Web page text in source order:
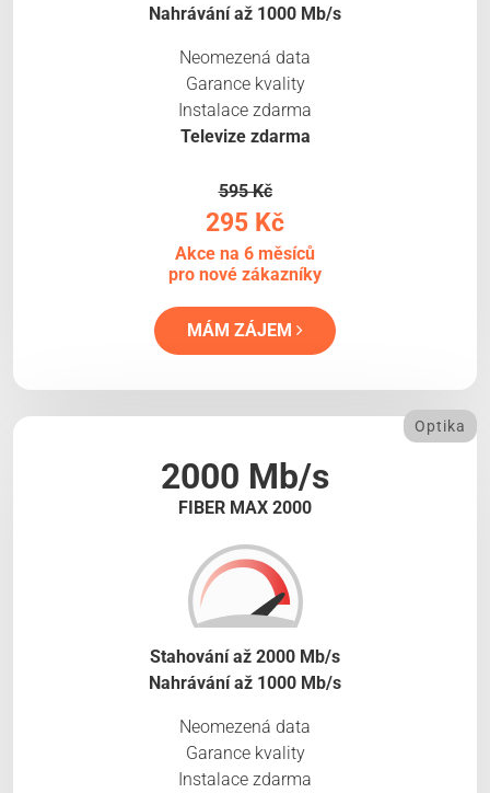
Nahrávání až 1000 Mb/s
Neomezená data
Garance kvality
Instalace zdarma
Televize zdarma
595 Kč
295 Kč
Akce na 6 měsíců
pro nové zákazníky
MÁM ZÁJEM
2000 Mb/s
FIBER MAX 2000
Optika
Stahování až 2000 Mb/s
Nahrávání až 1000 Mb/s
Neomezená data
Garance kvality
Instalace zdarma